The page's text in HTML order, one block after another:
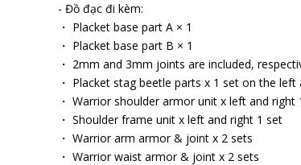
- Đồ đạc đi kèm:
・ Placket base part A × 1
・ Placket base part B × 1
・ 2mm and 3mm joints are included,
・ Placket stag beetle parts x 1 set on the left
・ Warrior shoulder armor unit x left and right
・ Shoulder frame unit x left and right 1 set
・ Warrior arm armor & joint x 2 sets
・ Warrior waist armor & joint x 2 sets